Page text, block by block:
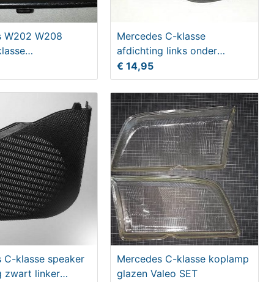
W202 W208
zwart
Mercedes C-klasse
afdichting links onder
koplamp
€ 14,95
C-klasse speaker
zwart linker
Mercedes C-klasse koplamp
glazen Valeo SET